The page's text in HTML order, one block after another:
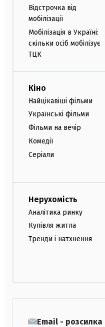
Відстрочка від
мобілізації
Мобілізація в Україні:
скільки осіб мобілізує
ТЦК
Кіно
Найцікавіші фільми
Українські фільми
Фільми на вечір
Комедії
Серіали
Нерухомість
Аналітика ринку
Купівля житла
Тренди і натхнення
Email - розсилка